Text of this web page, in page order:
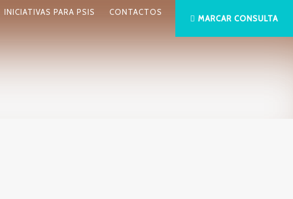
INICIATIVAS PARA PSIS CONTACTOS
MARCAR CONSULTA